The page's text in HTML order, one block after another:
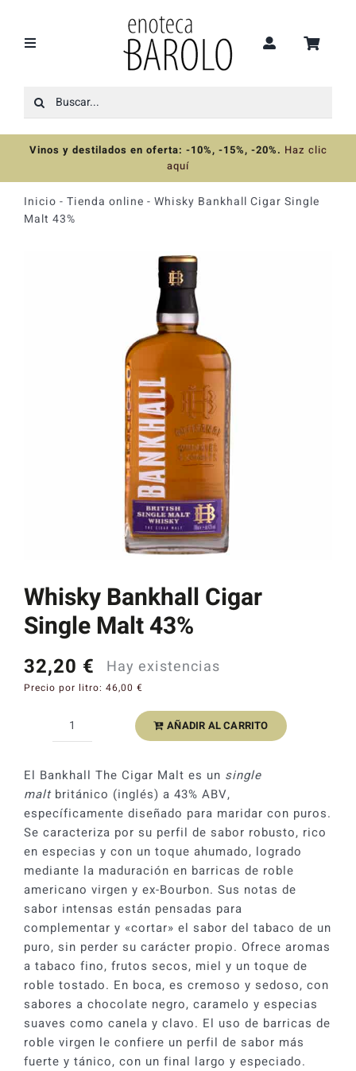
contenido
Toggle
Recomendaciones
Ofertas
Colecciones
Catas y Actividades
Buscar:
Vinos y destilados en oferta: -10%, -15%, -20%. Haz clic
aquí
Inicio - Tienda online - Whisky Bankhall Cigar Single
Malt 43%
Whisky Bankhall Cigar
Single Malt 43%
32,20 € Hay existencias
Precio por litro: 46,00 €
Whisky
Cigar
Single
Malt
43%
cantidad
AÑADIR AL CARRITO
El Bankhall The Cigar Malt es un single
maltbritánico (inglés) a 43% ABV,
específicamente diseñado para maridar con puros.
Se caracteriza por su perfil de sabor robusto, rico
en especias y con un toque ahumado, logrado
mediante la maduración en barricas de roble
americano virgen y ex-Bourbon. Sus notas de
sabor intensas están pensadas para
complementar y «cortar» el sabor del tabaco de un
puro, sin perder su carácter propio. Ofrece aromas
a tabaco fino, frutos secos, miel y un toque de
roble tostado. En boca, es cremoso y sedoso, con
sabores a chocolate negro, caramelo y especias
suaves como canela y clavo. El uso de barricas de
roble virgen le confiere un perfil de sabor más
fuerte y tánico, con un final largo y especiado.